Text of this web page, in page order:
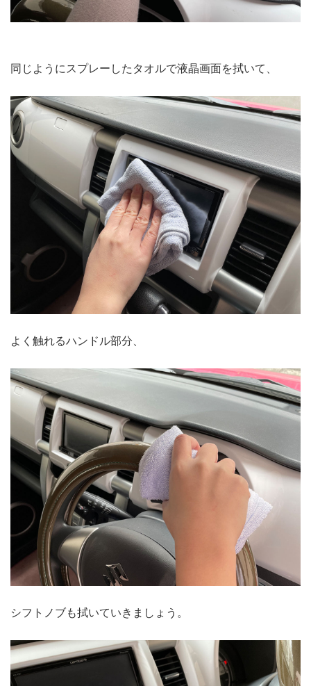
同じようにスプレーしたタオルで液晶画面を拭いて、
よく触れるハンドル部分、
シフトノブも拭いていきましょう。